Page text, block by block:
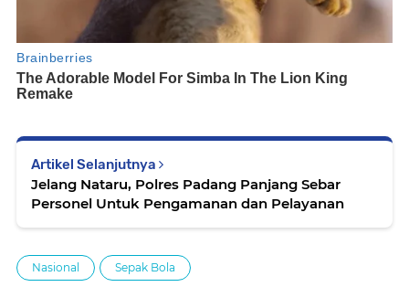
Artikel Selanjutnya
Jelang Nataru, Polres Padang Panjang Sebar
Personel Untuk Pengamanan dan Pelayanan
Nasional Sepak Bola